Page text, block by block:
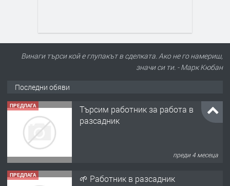
Винаги търси кой е глупакът в сделката. Ако не го намериш,
значи си ти. - Марк Кюбан
Последни обяви
ПРЕДЛАГА
Търсим работник за работа в
разсадник
преди 4 месеца
ПРЕДЛАГА 🌱 Работник в разсадник